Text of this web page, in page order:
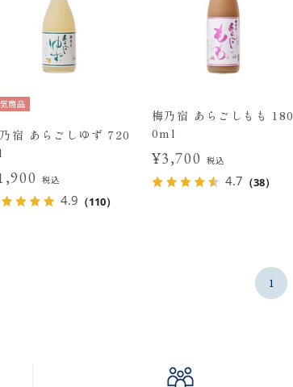
商品
宿 あらごしゆず 720
税込
4.9 （110）
梅乃宿 あらごしもも 180
0ml
¥3,700 税込
4.7 （38）
1